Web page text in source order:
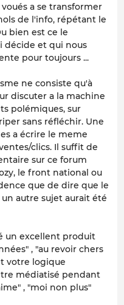
a se transformer
de l'info, répétant le
bien est ce le
décide et qui nous
pour toujours ...
ne consiste qu'à
discuter a la machine
polémiques, sur
sans réfléchir. Une
a écrire le meme
clics. Il suffit de
sur ce forum
le front national ou
que de dire que le
autre sujet aurait été
un excellent produit
, "au revoir chers
votre logique
médiatisé pendant
, "moi non plus"